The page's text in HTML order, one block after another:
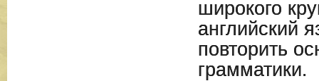
широкого
английский
повторить
грамматики.